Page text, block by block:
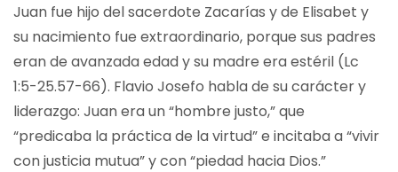
Juan fue hijo del sacerdote Zacarías y de Elisabet y
su nacimiento fue extraordinario, porque sus padres
eran de avanzada edad y su madre era estéril (Lc
1:5-25.57-66). Flavio Josefo habla de su carácter y
liderazgo: Juan era un “hombre justo,” que
“predicaba la práctica de la virtud” e incitaba a “vivir
con justicia mutua” y con “piedad hacia Dios.”